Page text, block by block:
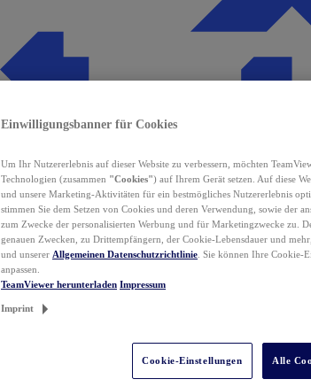
Einwilligungsbanner für Cookies
Um Ihr Nutzererlebnis auf dieser Website zu verbessern, möchten
Technologien (zusammen "Cookies") auf Ihrem Gerät setzen. Auf diese
und unsere Marketing-Aktivitäten für ein bestmögliches Nutzererlebnis
stimmen Sie dem Setzen von Cookies und deren Verwendung, sowie der
zum Zwecke der personalisierten Werbung und für Marketingzwecke zu.
genauen Zwecken, zu Drittempfängern, der Cookie-Lebensdauer und
und unserer Allgemeinen Datenschutzrichtlinie . Sie können Ihre Cookie-
anpassen.
TeamViewer herunterladen Impressum
Imprint
Cookie-Einstellungen Alle